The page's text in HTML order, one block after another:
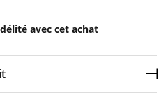
avec cet achat